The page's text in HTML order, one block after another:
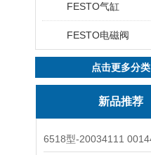
FESTO气缸
FESTO电磁阀
点击更多分类
新品推荐